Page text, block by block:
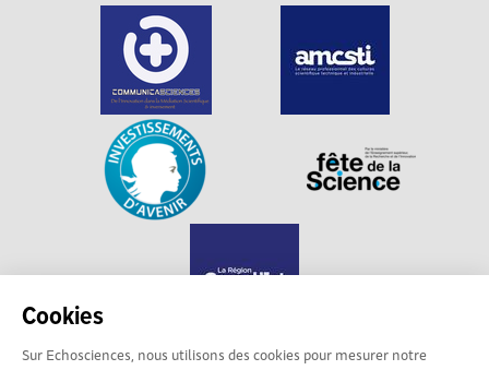
Cookies
Sur Echosciences, nous utilisons des cookies pour mesurer notre